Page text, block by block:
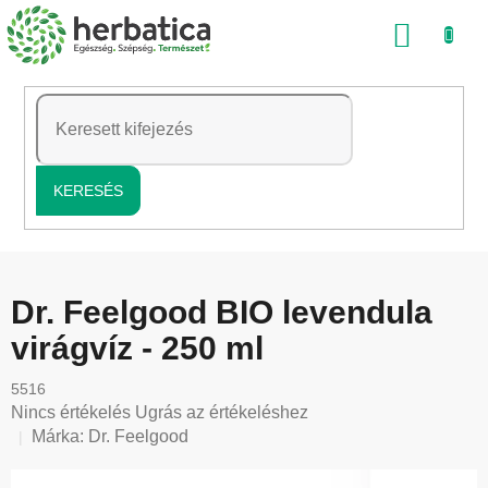
Ugrás
a
tartalomhoz
KERESÉS
Dr. Feelgood BIO levendula
virágvíz - 250 ml
5516
A
termék
Nincs értékelés Ugrás az értékeléshez
Márka: Dr. Feelgood